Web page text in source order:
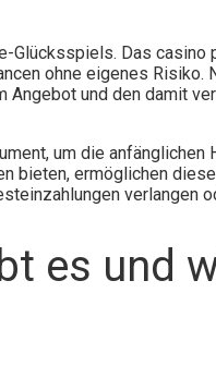
Das
ohne eigenes
und den damit
um die anfänglichen
bieten, ermöglichen
verlangen
es und